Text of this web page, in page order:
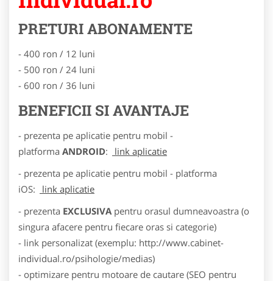
PRETURI ABONAMENTE
- 400 ron / 12 luni
- 500 ron / 24 luni
- 600 ron / 36 luni
BENEFICII SI AVANTAJE
- prezenta pe aplicatie pentru mobil -
platforma ANDROID:
link aplicatie
- prezenta pe aplicatie pentru mobil - platforma
iOS:
link aplicatie
- prezenta EXCLUSIVA pentru orasul dumneavoastra (o
singura afacere pentru fiecare oras si categorie)
- link personalizat (exemplu: http://www.cabinet-
individual.ro/psihologie/medias)
- optimizare pentru motoare de cautare (SEO pentru